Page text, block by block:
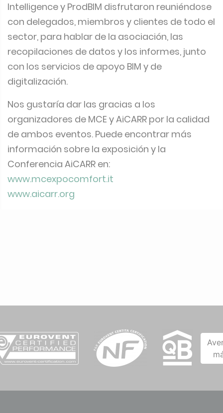
Intelligence y ProdBIM disfrutaron reuniéndose
con delegados, miembros y clientes de todo el
sector, para hablar de la asociación, las
recopilaciones de datos y los informes, junto
con los servicios de apoyo BIM y de
digitalización.
Nos gustaría dar las gracias a los
organizadores de MCE y AiCARR por la calidad
de ambos eventos. Puede encontrar más
información sobre la exposición y la
Conferencia AiCARR en:
www.mcexpocomfort.it
www.aicarr.org